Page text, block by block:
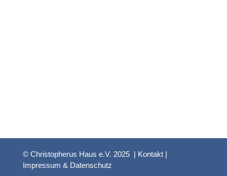
© Christopherus Haus e.V. 2025 | Kontakt|
Impressum & Datenschutz